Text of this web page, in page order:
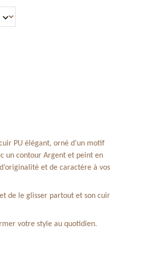
PU élégant, orné d’un motif
un contour Argent et peint en
et de caractère à vos
de le glisser partout et son cuir
votre style au quotidien.